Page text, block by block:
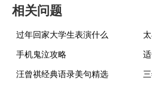
相关问题
过年回家大学生表演什么
手机鬼泣攻略
汪曾祺经典语录美句精选